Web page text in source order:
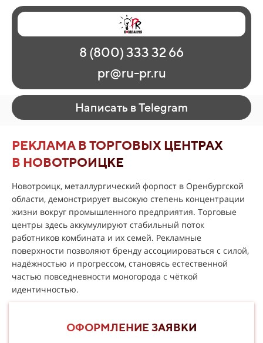
Главная
Наши работы
О рекламе
Регионы
Контакты
8 (800) 333 32 66
pr@ru-pr.ru
Написать в Telegram
РЕКЛАМА В ТОРГОВЫХ ЦЕНТРАХ
В НОВОТРОИЦКЕ
Новотроицк, металлургический форпост в Оренбургской
области, демонстрирует высокую степень концентрации
жизни вокруг промышленного предприятия. Торговые
центры здесь аккумулируют стабильный поток
работников комбината и их семей. Рекламные
поверхности позволяют бренду ассоциироваться с силой,
надёжностью и прогрессом, становясь естественной
частью повседневности моногорода с чёткой
идентичностью.
ОФОРМЛЕНИЕ ЗАЯВКИ